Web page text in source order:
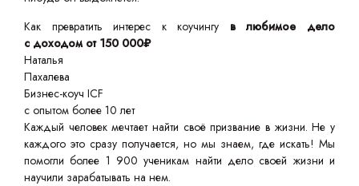
Как превратить интерес к коучингу в любимое дело
с доходом от 150 000₽
Наталья
Пахалева
Бизнес-коуч ICF
с опытом более 10 лет
Каждый человек мечтает найти своё призвание в жизни. Не у
каждого это сразу получается, но мы знаем, где искать! Мы
помогли более 1 900 ученикам найти дело своей жизни и
научили зарабатывать на нем.